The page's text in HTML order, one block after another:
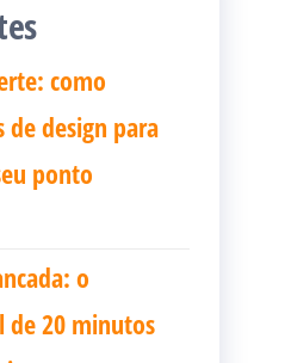
como
de design para
ponto
o
20 minutos